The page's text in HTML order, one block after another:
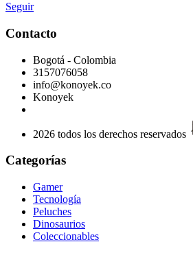
Seguir
Contacto
Bogotá - Colombia
3157076058
info@konoyek.co
Konoyek
2026 todos los derechos reservados
Categorías
Gamer
Tecnología
Peluches
Dinosaurios
Coleccionables